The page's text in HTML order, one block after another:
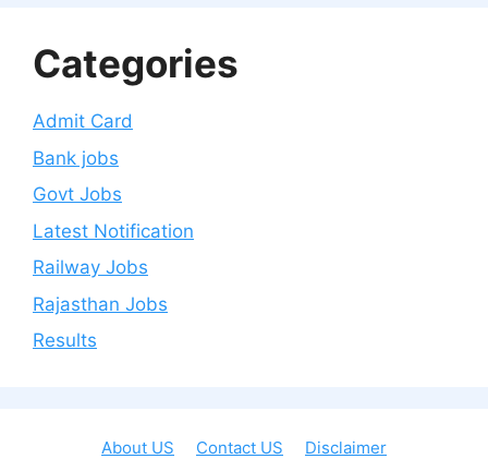
Categories
Admit Card
Bank jobs
Govt Jobs
Latest Notification
Railway Jobs
Rajasthan Jobs
Results
About US Contact US Disclaimer